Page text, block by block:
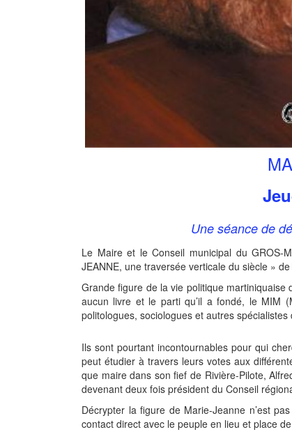
Une séance de
Le Maire et le Conseil municipal du GROS-
JEANNE, une traversée verticale du siècle »
Grande figure de la vie politique martiniquaise
aucun livre et le parti qu’il a fondé, le MIM
politologues, sociologues et autres
Ils sont pourtant incontournables pour qui
peut étudier à travers leurs votes aux
que maire dans son fief de Rivière-Pilote,
devenant deux fois président du Conseil
Décrypter la figure de Marie-Jeanne n’est
contact direct avec le peuple en lieu et place